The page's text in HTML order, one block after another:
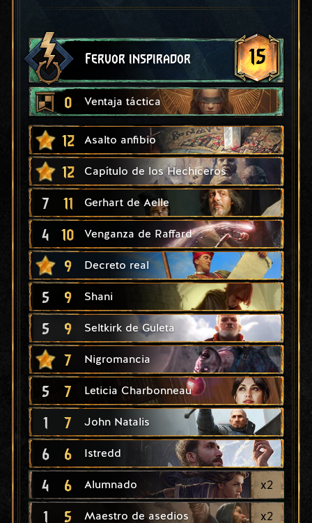
Fervor inspirador 15
0 Ventaja táctica
12 Asalto anfibio
12 Capítulo de los Hechiceros
7 11 Gerhart de Aelle
4 10 Venganza de Raffard
9 Decreto real
5 9 Shani
5 9 Seltkirk de Guleta
7 Nigromancia
5 7 Leticia Charbonneau
1 7 John Natalis
6 6 Istredd
4 6 Alumnado x2
1 5 Maestro de asedios x2